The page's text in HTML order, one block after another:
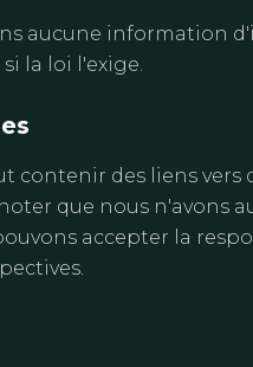
aucune information
si la loi l'exige.
contenir des liens vers
que nous n'avons
accepter la